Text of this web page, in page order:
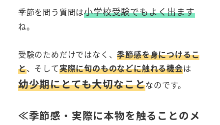
季節を問う質問は小学校受験でもよく出ます
ね。
受験のためだけではなく、季節感を身につけるこ
と、そして実際に旬のものなどに触れる機会は
幼少期にとても大切なことなのです。
≪季節感・実際に本物を触ることのメ